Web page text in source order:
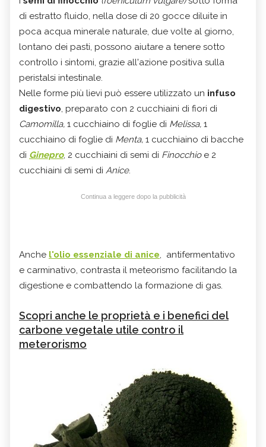
di estratto fluido, nella dose di 20 gocce diluite in
poca acqua minerale naturale, due volte al giorno,
lontano dei pasti, possono aiutare a tenere sotto
controllo i sintomi, grazie all'azione positiva sulla
peristalsi intestinale.
Nelle forme più lievi può essere utilizzato un infuso
digestivo, preparato con 2 cucchiaini di fiori di
Camomilla, 1 cucchiaino di foglie di Melissa, 1
cucchiaino di foglie di Menta, 1 cucchiaino di bacche
di Ginepro, 2 cucchiaini di semi di Finocchio e 2
cucchiaini di semi di Anice.
Continua a leggere dopo la pubblicità
Anche l'olio essenziale di anice, antifermentativo
e carminativo, contrasta il meteorismo facilitando la
digestione e combattendo la formazione di gas.
Scopri anche le proprietà e i benefici del
carbone vegetale utile contro il
meterorismo